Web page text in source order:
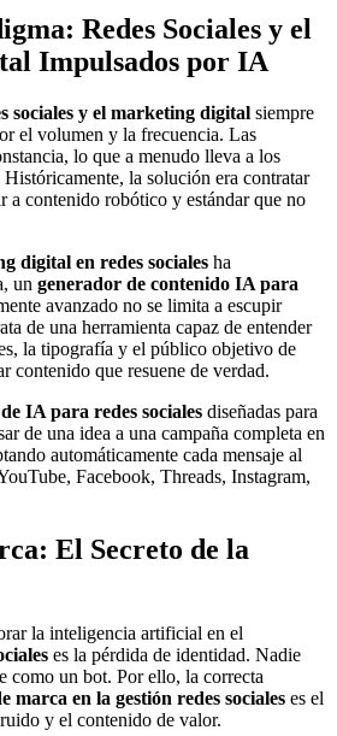
Redes Sociales y el
Impulsados por IA
sociales y el marketing digital siempre
el volumen y la frecuencia. Las
lo que a menudo lleva a los
la solución era contratar
a contenido robótico y estándar que no
digital en redes sociales ha
un generador de contenido IA para
avanzado no se limita a escupir
de una herramienta capaz de entender
la tipografía y el público objetivo de
contenido que resuene de verdad.
IA para redes sociales diseñadas para
de una idea a una campaña completa en
automáticamente cada mensaje al
Facebook, Threads, Instagram,
El Secreto de la
la inteligencia artificial en el
es la pérdida de identidad. Nadie
como un bot. Por ello, la correcta
marca en la gestión redes sociales es el
y el contenido de valor.